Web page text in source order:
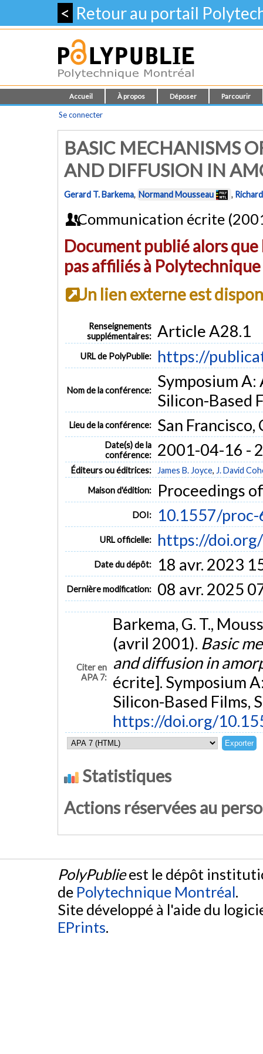
< Retour au portail
Accueil À propos Déposer Parcourir
Se connecter
BASIC MECHANISMS
AND DIFFUSION IN
Gerard T. Barkema, Normand Mousseau ,
Communication écrite
Document publié alors
pas affiliés à
Un lien externe est
Renseignements
supplémentaires: Article A28.1
URL de PolyPublie: https://
Nom de la conférence:
Symposium
Silicon-Based
Lieu de la conférence: San Francisco,
Date(s) de la
conférence:
2001-04-16 -
Éditeurs ou éditrices: James B. Joyce, J. David
Maison d'édition:
Proceedings
DOI: 10.1557/
URL officielle: https://
Date du dépôt: 18 avr. 2023
Dernière modification: 08 avr. 2025
Citer en
APA 7:
Barkema, G. T.,
(avril 2001). Basic
and diffusion in
écrite]. Symposium
Silicon-Based Films,
https://doi.org/
Statistiques
Actions réservées au
PolyPublieest le dépôt
de Polytechnique Montréal.
Site développé à l'aide du
EPrints.